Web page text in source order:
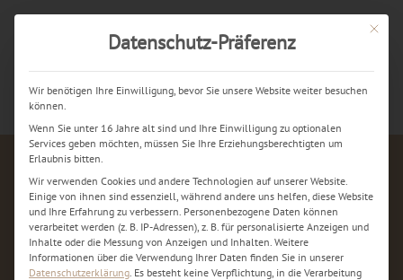
Jetzt kostenlos anrufen
Mit
Datenschutz-Präferenz
Wir benötigen Ihre Einwilligung, bevor Sie unsere Website weiter besuchen
können.
Wenn Sie unter 16 Jahre alt sind und Ihre Einwilligung zu optionalen
Services geben möchten, müssen Sie Ihre Erziehungsberechtigten um
Erlaubnis bitten.
Wir verwenden Cookies und andere Technologien auf unserer Website.
Einige von ihnen sind essenziell, während andere uns helfen, diese Website
und Ihre Erfahrung zu verbessern. Personenbezogene Daten können
verarbeitet werden (z. B. IP-Adressen), z. B. für personalisierte Anzeigen und
Inhalte oder die Messung von Anzeigen und Inhalten. Weitere
Informationen über die Verwendung Ihrer Daten finden Sie in unserer
Datenschutzerklärung. Es besteht keine Verpflichtung, in die Verarbeitung